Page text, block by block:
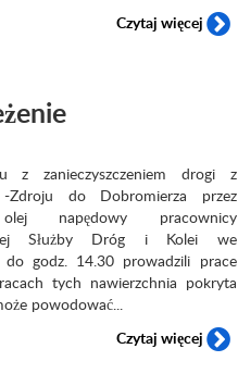
Czytaj więcej
z zanieczyszczeniem drogi z
-Zdroju do Dobromierza przez
napędowy pracownicy
Służby Dróg i Kolei we
do godz. 14.30 prowadzili prace
tych nawierzchnia pokryta
powodować...
Czytaj więcej